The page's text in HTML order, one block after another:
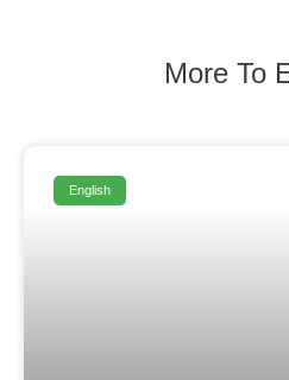
More To
English